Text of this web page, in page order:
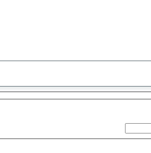
العثور
على
اقتراح